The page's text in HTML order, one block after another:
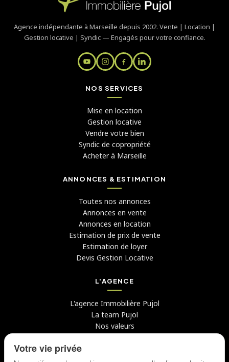
Agence indépendante à Marseille depuis 2002. Vente | Location |
Gestion locative | Syndic — Engagés pour votre confiance.
NOS SERVICES
Mise en location
Gestion locative
Vendre votre bien
Syndic de copropriété
Acheter à Marseille
ANNONCES & ESTIMATION
Toutes nos annonces
Annonces en vente
Annonces en location
Estimation de prix de vente
Estimation de loyer
Devis Gestion Locative
L'AGENCE
L'agence Immobilière Pujol
La team Pujol
Nos valeurs
Avis clients
Candidater chez nous
Votre vie privée